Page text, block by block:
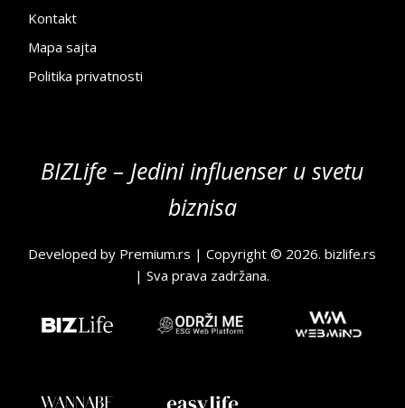
Kontakt
Mapa sajta
Politika privatnosti
BIZLife – Jedini influenser u svetu
biznisa
Developed by Premium.rs | Copyright © 2026.bizlife.rs
| Sva prava zadržana.